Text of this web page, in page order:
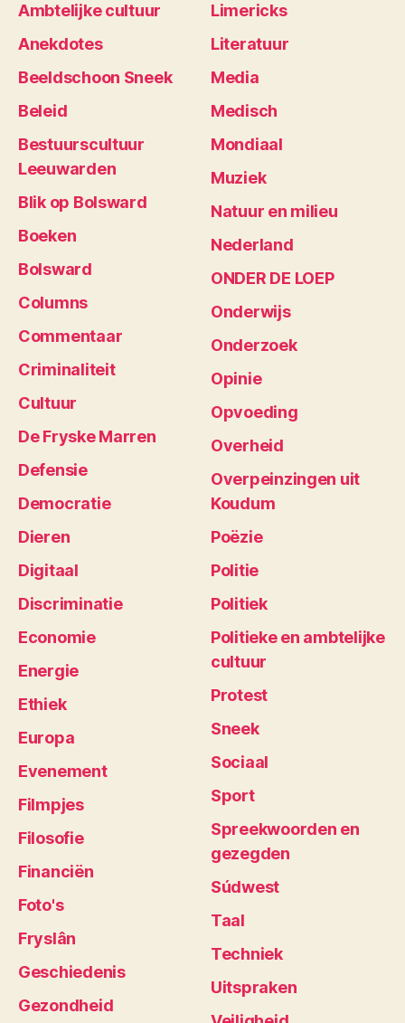
Ambtelijke cultuur
Anekdotes
Beeldschoon Sneek
Beleid
Bestuurscultuur
Leeuwarden
Blik op Bolsward
Boeken
Bolsward
Columns
Commentaar
Criminaliteit
Cultuur
De Fryske Marren
Defensie
Democratie
Dieren
Digitaal
Discriminatie
Economie
Energie
Ethiek
Europa
Evenement
Filmpjes
Filosofie
Financiën
Foto's
Fryslân
Geschiedenis
Gezondheid
Limericks
Literatuur
Media
Medisch
Mondiaal
Muziek
Natuur en milieu
Nederland
ONDER DE LOEP
Onderwijs
Onderzoek
Opinie
Opvoeding
Overheid
Overpeinzingen uit
Koudum
Poëzie
Politie
Politiek
Politieke en ambtelijke
cultuur
Protest
Sneek
Sociaal
Sport
Spreekwoorden en
gezegden
Súdwest
Taal
Techniek
Uitspraken